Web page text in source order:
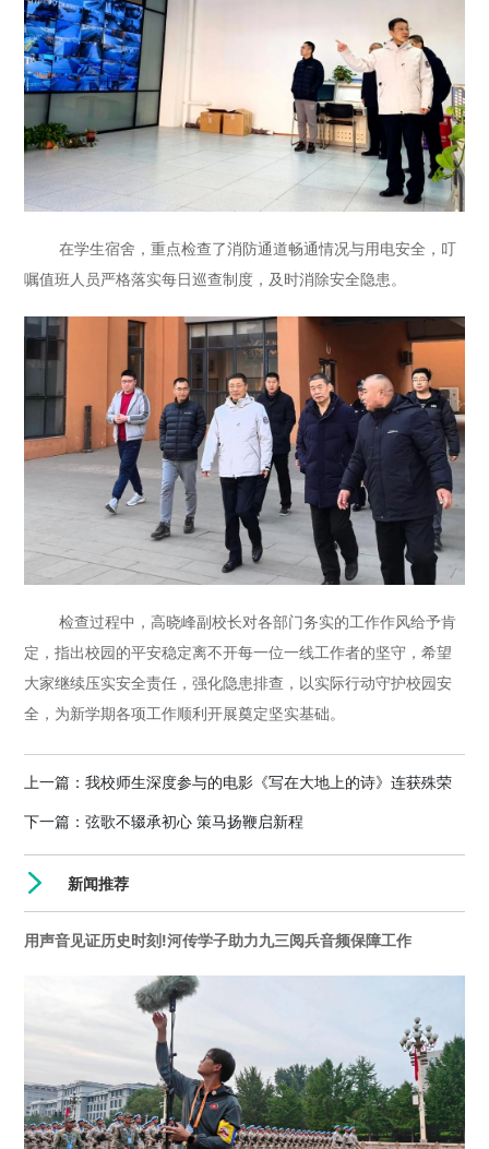
在学生宿舍，重点检查了消防通道畅通情况与用电安全，叮
嘱值班人员严格落实每日巡查制度，及时消除安全隐患。
检查过程中，高晓峰副校长对各部门务实的工作作风给予肯
定，指出校园的平安稳定离不开每一位一线工作者的坚守，希望
大家继续压实安全责任，强化隐患排查，以实际行动守护校园安
全，为新学期各项工作顺利开展奠定坚实基础。
上一篇：我校师生深度参与的电影《写在大地上的诗》连获殊荣
下一篇：弦歌不辍承初心 策马扬鞭启新程
新闻推荐
用声音见证历史时刻!河传学子助力九三阅兵音频保障工作